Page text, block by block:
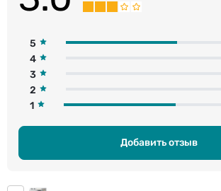
5
4
3
2
1
Добавить отзыв